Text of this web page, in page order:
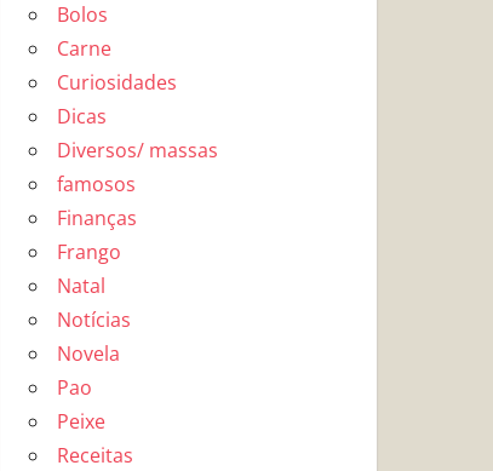
Bolos
Carne
Curiosidades
Dicas
Diversos/ massas
famosos
Finanças
Frango
Natal
Notícias
Novela
Pao
Peixe
Receitas